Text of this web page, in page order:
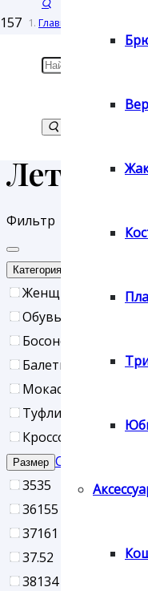
Главная
Товар Сезонность
Лето
Лето
Фильтр
Категория
Женщинам
Обувь
Босоножки
Балетки
Мокасины, лоферы,
Туфли
Кроссовки, кеды
Размер Сброс
3535
36155
37161
37.52
38134